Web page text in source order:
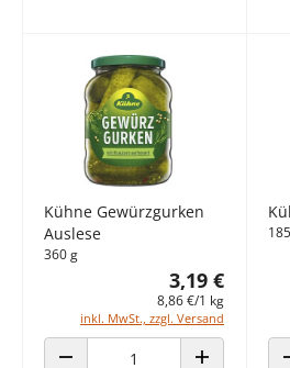
Kühne Gewürzgurken
Auslese
360 g
3,19 €
8,86 €/1 kg
inkl. MwSt., zzgl. Versand